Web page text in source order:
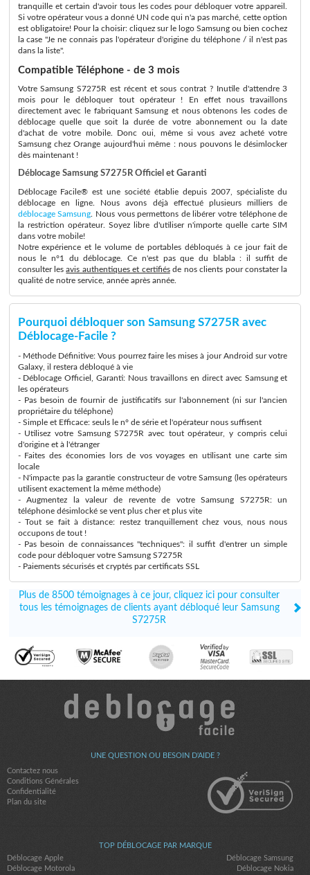
tranquille et certain d'avoir tous les codes pour débloquer votre appareil.
Si votre opérateur vous a donné UN code qui n'a pas marché, cette option
est obligatoire! Pour la choisir: cliquez sur le logo Samsung ou bien cochez
la case "Je ne connais pas l'opérateur d'origine du téléphone / il n'est pas
dans la liste".
Compatible Téléphone - de 3 mois
Votre Samsung S7275R est récent et sous contrat ? Inutile d'attendre 3
mois pour le débloquer tout opérateur ! En effet nous travaillons
directement avec le fabriquant Samsung et nous obtenons les codes de
déblocage quelle que soit la durée de votre abonnement ou la date
d'achat de votre mobile. Donc oui, même si vous avez acheté votre
Samsung chez Orange aujourd'hui même : nous pouvons le désimlocker
dès maintenant !
Déblocage Samsung S7275R Officiel et Garanti
Déblocage Facile® est une société établie depuis 2007, spécialiste du
déblocage en ligne. Nous avons déjà effectué plusieurs milliers de
déblocage Samsung . Nous vous permettons de libérer votre téléphone de
la restriction opérateur. Soyez libre d'utiliser n'importe quelle carte SIM
dans votre mobile!
Notre expérience et le volume de portables débloqués à ce jour fait de
nous le n°1 du déblocage. Ce n'est pas que du blabla : il suffit de
consulter lesavis authentiques et certifiésde nos clients pour constater la
qualité de notre service, année après année.
Pourquoi débloquer son Samsung S7275R avec
Déblocage-Facile ?
- Méthode Définitive: Vous pourrez faire les mises à jour Android sur votre
Galaxy, il restera débloqué à vie
- Déblocage Officiel, Garanti: Nous travaillons en direct avec Samsung et
les opérateurs
- Pas besoin de fournir de justificatifs sur l'abonnement (ni sur l'ancien
propriétaire du téléphone)
- Simple et Efficace: seuls le n° de série et l'opérateur nous suffisent
- Utilisez votre Samsung S7275R avec tout opérateur, y compris celui
d'origine et à l'étranger
- Faites des économies lors de vos voyages en utilisant une carte sim
locale
- N'impacte pas la garantie constructeur de votre Samsung (les opérateurs
utilisent exactement la même méthode)
- Augmentez la valeur de revente de votre Samsung S7275R: un
téléphone désimlocké se vent plus cher et plus vite
- Tout se fait à distance: restez tranquillement chez vous, nous nous
occupons de tout !
- Pas besoin de connaissances "techniques": il suffit d'entrer un simple
code pour débloquer votre Samsung S7275R
- Paiements sécurisés et cryptés par certificats SSL
Plus de 8500 témoignages à ce jour, cliquez ici pour consulter
tous les témoignages de clients ayant débloqué leur Samsung
S7275R
UNE QUESTION OU BESOIN D'AIDE ?
Contactez nous
Conditions Générales
Confidentialité
Plan du site
TOP DÉBLOCAGE PAR MARQUE
Déblocage Apple
Déblocage Samsung
Déblocage Motorola
Déblocage Nokia